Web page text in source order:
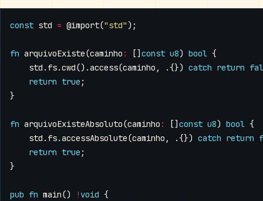
const std = @import("std");
fn arquivoExiste(caminho : [] const u8) bool {
std . fs.cwd().access(caminho , .{}) catch return
return true ;
}
fn arquivoExisteAbsoluto(caminho : [] const u8) bool {
std . fs.accessAbsolute(caminho , .{}) catch return
return true ;
}
pub fn main() ! void {